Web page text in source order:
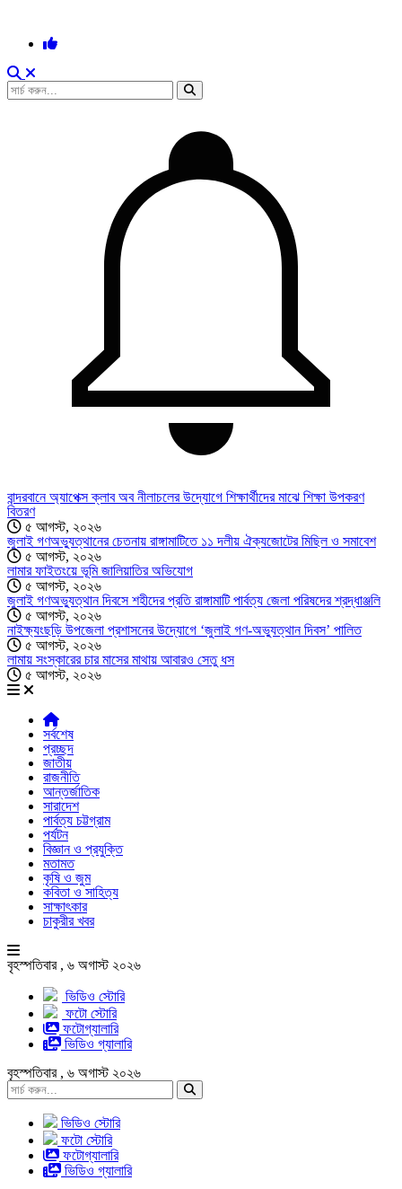
বান্দরবানে অ্যাপেক্স ক্লাব অব নীলাচলের উদ্যোগে শিক্ষার্থীদের মাঝে শিক্ষা উপকরণ
বিতরণ
৫ আগস্ট, ২০২৬
জুলাই গণঅভ্যুত্থানের চেতনায় রাঙ্গামাটিতে ১১ দলীয় ঐক্যজোটের মিছিল ও সমাবেশ
৫ আগস্ট, ২০২৬
লামার ফাইতংয়ে ভূমি জালিয়াতির অভিযোগ
৫ আগস্ট, ২০২৬
জুলাই গণঅভ্যুত্থান দিবসে শহীদের প্রতি রাঙ্গামাটি পার্বত্য জেলা পরিষদের শ্রদ্ধাঞ্জলি
৫ আগস্ট, ২০২৬
নাইক্ষ্যংছড়ি উপজেলা প্রশাসনের উদ্যোগে ‘জুলাই গণ-অভ্যুত্থান দিবস’ পালিত
৫ আগস্ট, ২০২৬
লামায় সংস্কারের চার মাসের মাথায় আবারও সেতু ধস
৫ আগস্ট, ২০২৬
সর্বশেষ
প্রচ্ছদ
জাতীয়
রাজনীতি
আন্তর্জাতিক
সারাদেশ
পার্বত্য চট্টগ্রাম
পর্যটন
বিজ্ঞান ও প্রযুক্তি
মতামত
কৃষি ও জুম
কবিতা ও সাহিত্য
সাক্ষাৎকার
চাকুরীর খবর
বৃহস্পতিবার , ৬ অগাস্ট ২০২৬
ভিডিও স্টোরি
ফটো স্টোরি
ফটোগ্যালারি
ভিডিও গ্যালারি
বৃহস্পতিবার , ৬ অগাস্ট ২০২৬
ভিডিও স্টোরি
ফটো স্টোরি
ফটোগ্যালারি
ভিডিও গ্যালারি